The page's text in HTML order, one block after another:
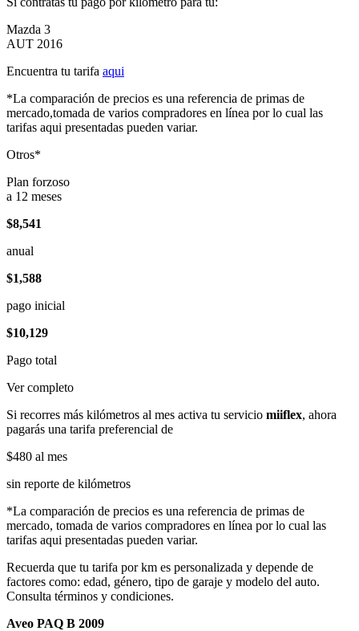
Mazda 3
AUT 2016
Encuentra tu tarifa aqui
*La comparación de precios es una referencia de primas de
mercado,tomada de varios compradores en línea por lo cual las
tarifas aqui presentadas pueden variar.
Otros*
Plan forzoso
a 12 meses
$8,541
anual
$1,588
pago inicial
$10,129
Pago total
Ver completo
Si recorres más kilómetros al mes activa tu servicio miiflex, ahora
pagarás una tarifa preferencial de
$480 al mes
sin reporte de kilómetros
*La comparación de precios es una referencia de primas de
mercado, tomada de varios compradores en línea por lo cual las
tarifas aqui presentadas pueden variar.
Recuerda que tu tarifa por km es personalizada y depende de
factores como: edad, género, tipo de garaje y modelo del auto.
Consulta términos y condiciones.
Aveo PAQ B 2009